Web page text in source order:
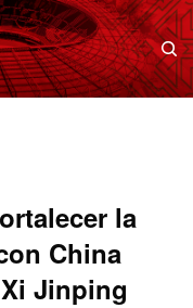
la
China
Jinping